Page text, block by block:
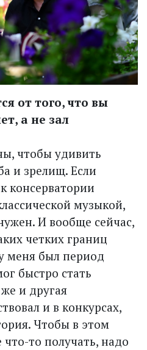
от того, что вы
а не зал
чтобы удивить
и зрелищ. Если
консерватории
музыкой,
И вообще сейчас,
четких границ
меня был период
быстро стать
и другая
и в конкурсах,
Чтобы в этом
то получать, надо